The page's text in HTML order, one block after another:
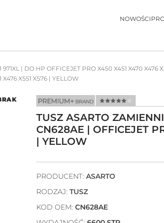
NOWOŚCI
971XL | DO HP OFFICEJET PRO X450 X451 X470 X476
X551 X576 | YELLOW
TUSZ ASARTO
CN628AE | OFFICEJET
| YELLOW
PRODUCENT: ASARTO
RODZAJ: TUSZ
KOD OEM: CN628AE